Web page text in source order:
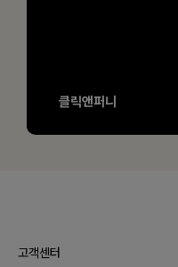
고객센터